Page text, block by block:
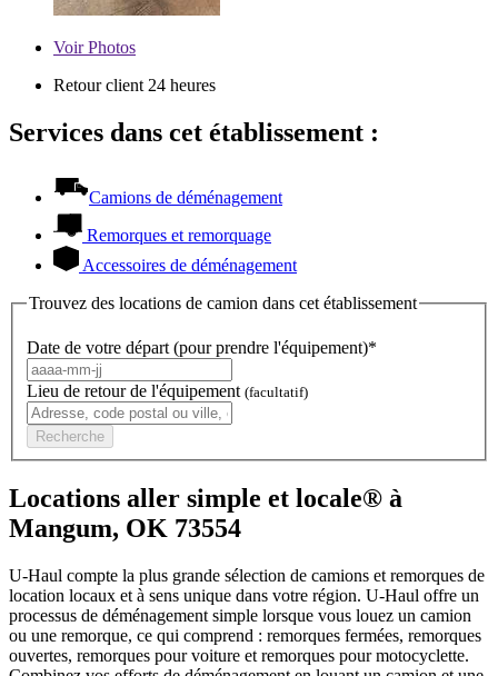
VoirPhotos
Retour client 24 heures
Services dans cet établissement :
Camions de déménagement
Remorques et remorquage
Accessoires de déménagement
Trouvez des locations de camion dans cet établissement
Date de votre départ (pour prendre l'équipement)*
Lieu de retour de l'équipement (facultatif)
Recherche
Locations aller simple et locale® à
Mangum, OK 73554
U-Haul compte la plus grande sélection de camions et remorques de
location locaux et à sens unique dans votre région. U-Haul offre un
processus de déménagement simple lorsque vous louez un camion
ou une remorque, ce qui comprend : remorques fermées, remorques
ouvertes, remorques pour voiture et remorques pour motocyclette.